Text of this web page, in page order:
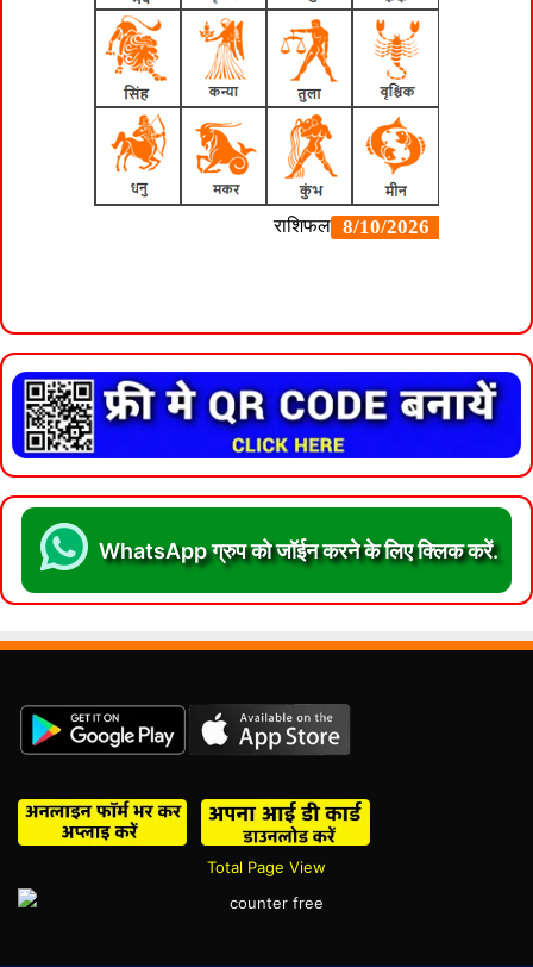
WhatsApp ग्रुप को जॉईन करने के लिए क्लिक करें.
Total Page View